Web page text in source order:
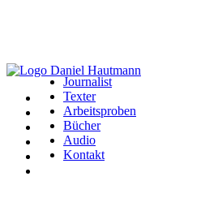
Journalist
Texter
Arbeitsproben
Bücher
Audio
Kontakt